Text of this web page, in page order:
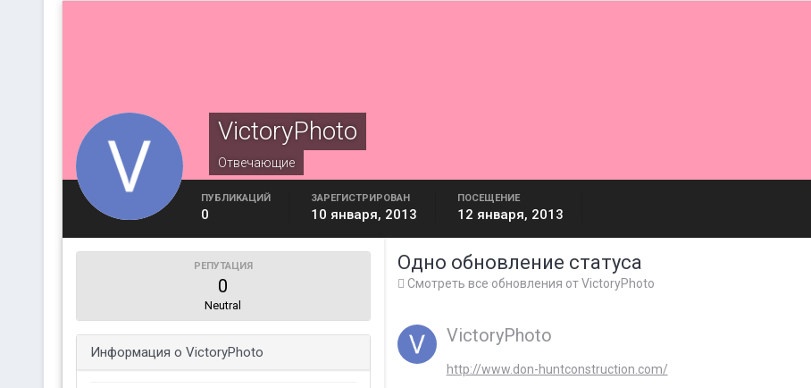
VictoryPhoto
Отвечающие
ПУБЛИКАЦИЙ
0
ЗАРЕГИСТРИРОВАН
10 января, 2013
ПОСЕЩЕНИЕ
12 января, 2013
РЕПУТАЦИЯ
0
Neutral
Информация о VictoryPhoto
Одно обновление статуса
Смотреть все обновления от VictoryPhoto
VictoryPhoto
http://www.don-huntconstruction.com/